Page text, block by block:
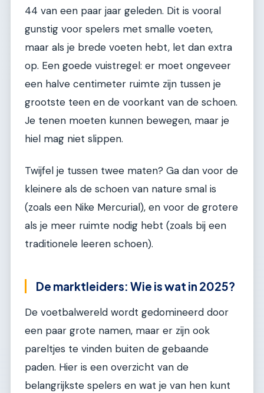
44 van een paar jaar geleden. Dit is vooral
gunstig voor spelers met smalle voeten,
maar als je brede voeten hebt, let dan extra
op. Een goede vuistregel: er moet ongeveer
een halve centimeter ruimte zijn tussen je
grootste teen en de voorkant van de schoen.
Je tenen moeten kunnen bewegen, maar je
hiel mag niet slippen.
Twijfel je tussen twee maten? Ga dan voor de
kleinere als de schoen van nature smal is
(zoals een Nike Mercurial), en voor de grotere
als je meer ruimte nodig hebt (zoals bij een
traditionele leeren schoen).
De marktleiders: Wie is wat in 2025?
De voetbalwereld wordt gedomineerd door
een paar grote namen, maar er zijn ook
pareltjes te vinden buiten de gebaande
paden. Hier is een overzicht van de
belangrijkste spelers en wat je van hen kunt